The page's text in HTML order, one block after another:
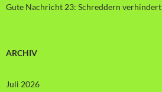
Gute Nachricht 23: Schreddern verhindert
ARCHIV
Juli 2026